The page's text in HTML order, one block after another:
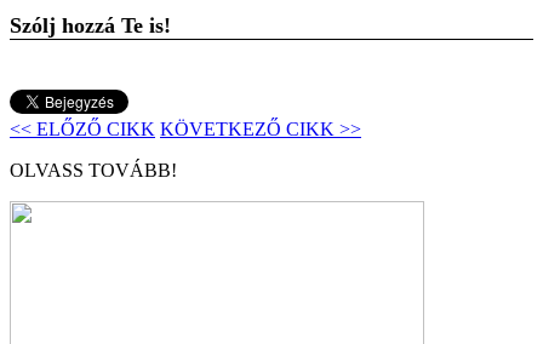
Szólj hozzá Te is!
<< ELŐZŐ CIKK KÖVETKEZŐ CIKK >>
OLVASS TOVÁBB!